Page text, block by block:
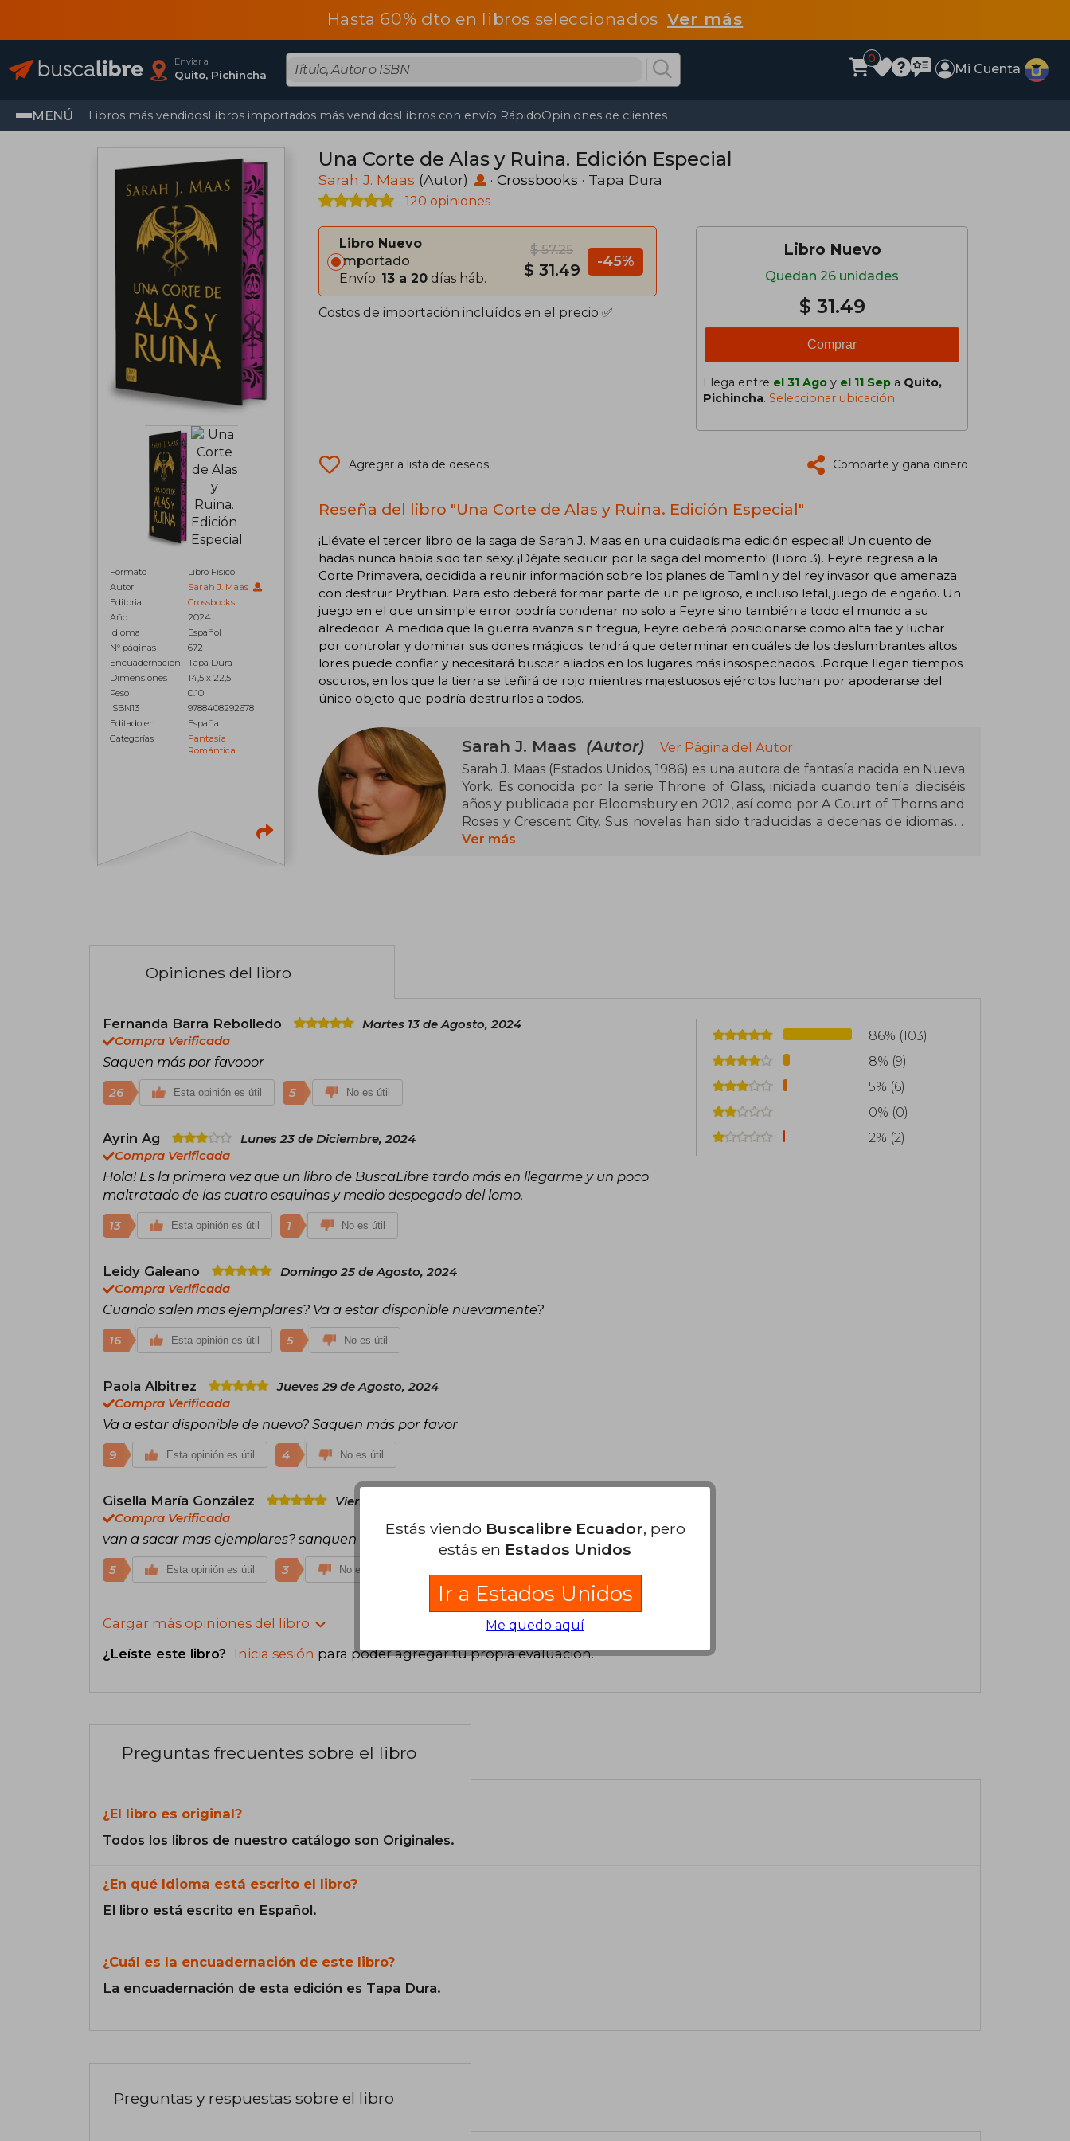
Hasta 60% dto en libros seleccionadosVer más
Enviar a
Quito, Pichincha
0
Mi Cuenta
MENÚ Libros más vendidosLibros importados más vendidosLibros con envío RápidoOpiniones de clientes
Formato
Libro Físico
Autor
Sarah J. Maas
Editorial
Crossbooks
Año
2024
Idioma
Español
N° páginas
672
Encuadernación
Tapa Dura
Dimensiones
14,5 x 22,5
Peso
0.10
ISBN13
9788408292678
Editado en
España
Categorías
Fantasía
Romántica
Una Corte de Alas y Ruina. Edición Especial
Sarah J. Maas (Autor) · Crossbooks · Tapa Dura
120 opiniones
Libro Nuevo
Importado
Envío: 13 a 20 días háb.
$ 57.25
$ 31.49 -45%
Costos de importación incluídos en el precio ✅
Libro Nuevo
Quedan 26 unidades
$ 31.49
Comprar
Llega entre el 31 Ago y el 11 Sep a Quito,
Pichincha. Seleccionar ubicación
Agregar a lista de deseos Comparte y gana dinero
Reseña del libro "Una Corte de Alas y Ruina. Edición Especial"
¡Llévate el tercer libro de la saga de Sarah J. Maas en una cuidadísima edición especial! Un cuento de
hadas nunca había sido tan sexy. ¡Déjate seducir por la saga del momento! (Libro 3). Feyre regresa a la
Corte Primavera, decidida a reunir información sobre los planes de Tamlin y del rey invasor que amenaza
con destruir Prythian. Para esto deberá formar parte de un peligroso, e incluso letal, juego de engaño. Un
juego en el que un simple error podría condenar no solo a Feyre sino también a todo el mundo a su
alrededor. A medida que la guerra avanza sin tregua, Feyre deberá posicionarse como alta fae y luchar
por controlar y dominar sus dones mágicos; tendrá que determinar en cuáles de los deslumbrantes altos
lores puede confiar y necesitará buscar aliados en los lugares más insospechados…Porque llegan tiempos
oscuros, en los que la tierra se teñirá de rojo mientras majestuosos ejércitos luchan por apoderarse del
único objeto que podría destruirlos a todos.
Sarah J. Maas (Autor)
Ver Página del Autor
Sarah J. Maas (Estados Unidos, 1986) es una autora de fantasía nacida en Nueva
York. Es conocida por la serie Throne of Glass, iniciada cuando tenía dieciséis
años y publicada por Bloomsbury en 2012, así como por A Court of Thorns and
Roses y Crescent City. Sus novelas han sido traducidas a decenas de idiomas y
han figurado en las listas de los más vendidos del New York Times. Maas es
Ver más
Opiniones del libro
Fernanda Barra Rebolledo
Martes 13 de Agosto, 2024
Compra Verificada
Saquen más por favooor
26 Esta opinión es útil 5 No es útil
Ayrin Ag
Lunes 23 de Diciembre, 2024
Compra Verificada
Hola! Es la primera vez que un libro de BuscaLibre tardo más en llegarme y un poco
maltratado de las cuatro esquinas y medio despegado del lomo.
13 Esta opinión es útil 1 No es útil
Leidy Galeano
Domingo 25 de Agosto, 2024
Compra Verificada
Cuando salen mas ejemplares? Va a estar disponible nuevamente?
16 Esta opinión es útil 5 No es útil
Paola Albitrez
Jueves 29 de Agosto, 2024
Compra Verificada
Va a estar disponible de nuevo? Saquen más por favor
9 Esta opinión es útil 4 No es útil
Gisella María González
Viernes 30 de Agosto, 2024
Compra Verificada
van a sacar mas ejemplares? sanquen mas profiis TwT
5 Esta opinión es útil 3 No es útil
Cargar más opiniones del libro
¿Leíste este libro? Inicia sesión para poder agregar tu propia evaluación.
86% (103)
8% (9)
5% (6)
0% (0)
2% (2)
Preguntas frecuentes sobre el libro
¿El libro es original?
Todos los libros de nuestro catálogo son Originales.
¿En qué Idioma está escrito el libro?
El libro está escrito en Español.
¿Cuál es la encuadernación de este libro?
La encuadernación de esta edición es Tapa Dura.
Preguntas y respuestas sobre el libro
Estás viendo Buscalibre Ecuador, pero
estás en Estados Unidos
Ir a Estados Unidos
Me quedo aquí